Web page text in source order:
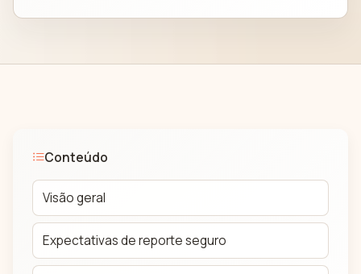
Conteúdo
Visão geral
Expectativas de reporte seguro